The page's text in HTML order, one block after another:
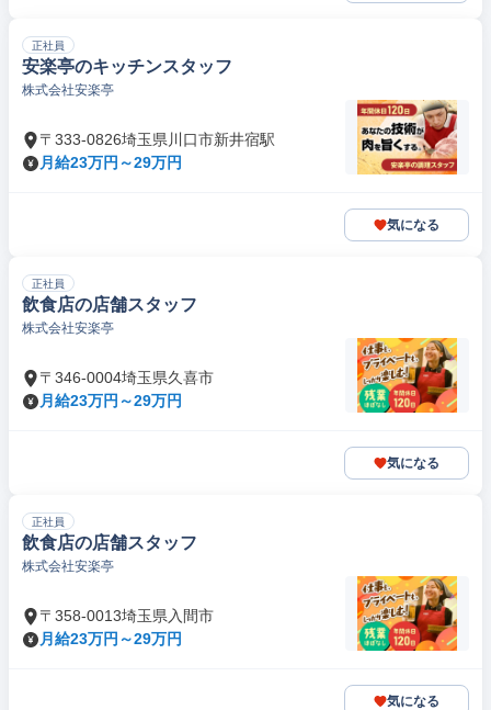
正社員
安楽亭のキッチンスタッフ
株式会社安楽亭
〒333-0826埼玉県川口市新井宿駅
月給23万円～29万円
気になる
正社員
飲食店の店舗スタッフ
株式会社安楽亭
〒346-0004埼玉県久喜市
月給23万円～29万円
気になる
正社員
飲食店の店舗スタッフ
株式会社安楽亭
〒358-0013埼玉県入間市
月給23万円～29万円
気になる